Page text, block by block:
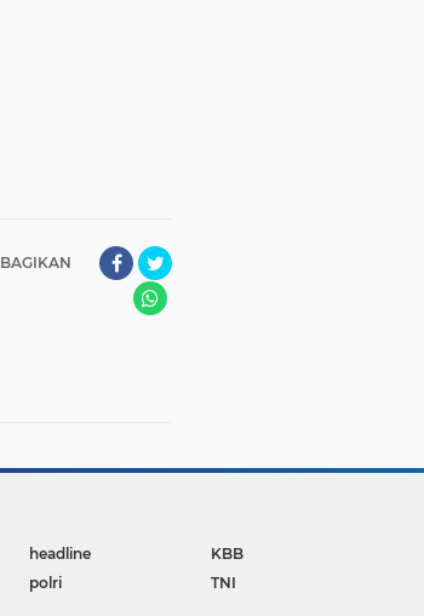
BAGIKAN
headline
KBB
polri
TNI